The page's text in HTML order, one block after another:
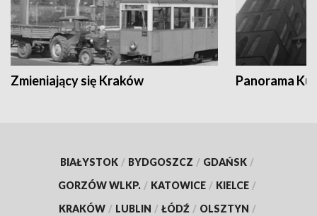
Zmieniający się Kraków Panorama
BIAŁYSTOK / BYDGOSZCZ / GDAŃSK /
GORZÓW WLKP. / KATOWICE / KIELCE /
KRAKÓW / LUBLIN / ŁÓDŹ / OLSZTYN /